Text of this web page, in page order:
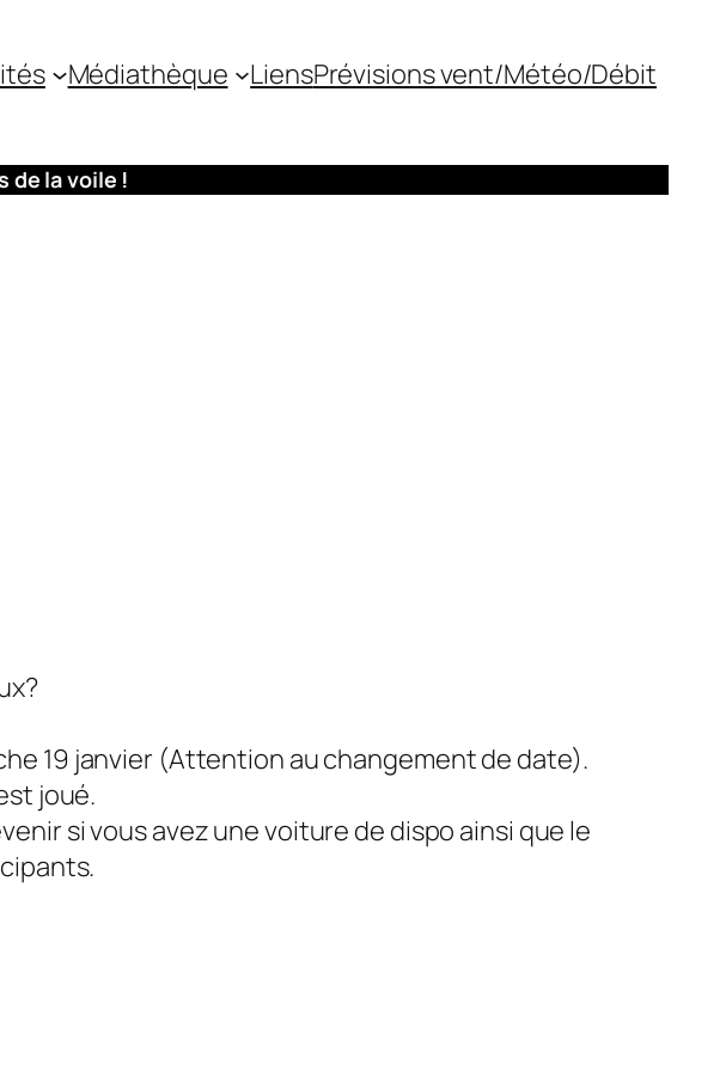
Médiathèque LiensPrévisions vent/Météo/Débit
de la voile !
19 janvier (Attention au changement de date).
joué.
si vous avez une voiture de dispo ainsi que le